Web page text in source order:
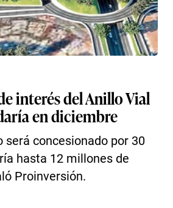
interés del Anillo Vial
en diciembre
será concesionado por 30
hasta 12 millones de
Proinversión.